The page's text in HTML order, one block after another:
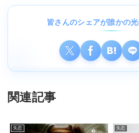
皆さんのシェアが誰かの
関連記事
失恋 失恋